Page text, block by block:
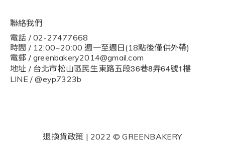
聯絡我們
電話 / 02-27477668
時間 / 12:00~20:00 週一至週日(18點後僅供外帶)
電郵 / greenbakery2014@gmail.com
地址 / 台北市松山區民生東路五段36巷8弄64號1 樓
LINE / @eyp7323b
退換貨政策 | 2022 © GREENBAKERY